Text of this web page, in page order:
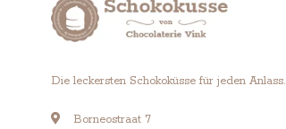
Die leckersten Schokoküsse für jeden Anlass.
Borneostraat 7